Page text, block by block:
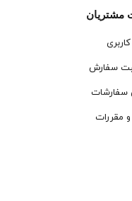
مشتریان
سفارش
سفارشات
و مقررات